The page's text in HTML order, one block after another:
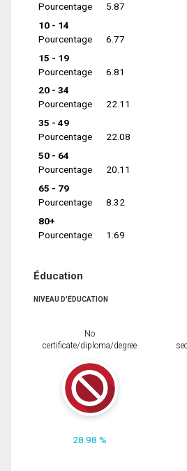
Pourcentage
5.87
10 - 14
Pourcentage
6.77
15 - 19
Pourcentage
6.81
20 - 34
Pourcentage
22.11
35 - 49
Pourcentage
22.08
50 - 64
Pourcentage
20.11
65 - 79
Pourcentage
8.32
80+
Pourcentage
1.69
Éducation
NIVEAU D'ÉDUCATION
No
certificate/diploma/degree
28.98 %